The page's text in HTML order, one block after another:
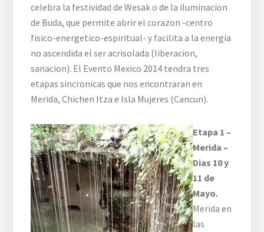
celebra la festividad de Wesak o de la iluminacion
de Buda, que permite abrir el corazon -centro
fisico-energetico-espiritual- y facilita a la energia
no ascendida el ser acrisolada (liberacion,
sanacion). El Evento Mexico 2014 tendra tres
etapas sincronicas que nos encontraran en
Merida, Chichen Itza e Isla Mujeres (Cancun).
Etapa 1 –
Merida –
Dias 10 y
11 de
Mayo.
Merida en
las